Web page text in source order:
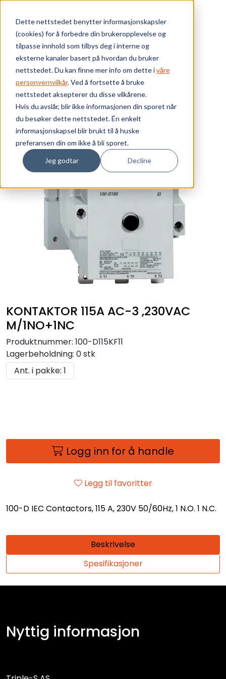
Dette nettstedet benytter informasjonskapsler
(cookies) for å forbedre din brukeropplevelse og
tilpasse innhold som tilbys deg i interne og
eksterne kanaler basert på hvordan du bruker
nettstedet. Du kan finne mer info om dette ivåre
personvernvilkår. Ved å fortsette å bruke
nettstedet aksepterer du disse vilkårene.
Hvis du avslår, blir ikke informasjonen din sporet når
du besøker dette nettstedet. Én enkelt
informasjonskapsel blir brukt til å huske
preferansen din om ikke å bli sporet.
Jeg godtar Decline
Skip to main content
KONTAKTOR 115A AC-3 ,230VAC
M/1NO+1NC
Produktnummer: 100-D115KF11
Lagerbeholdning: 0 stk
Ant. i pakke: 1
Logg inn for å handle
Legg til favoritter
100-D IEC Contactors, 115 A, 230V 50/60Hz, 1 N.O. 1 N.C.
Beskrivelse
Spesifikasjoner
Nyttig informasjon
Bærekraft
Vi tilbyr
Ressurser
Om oss